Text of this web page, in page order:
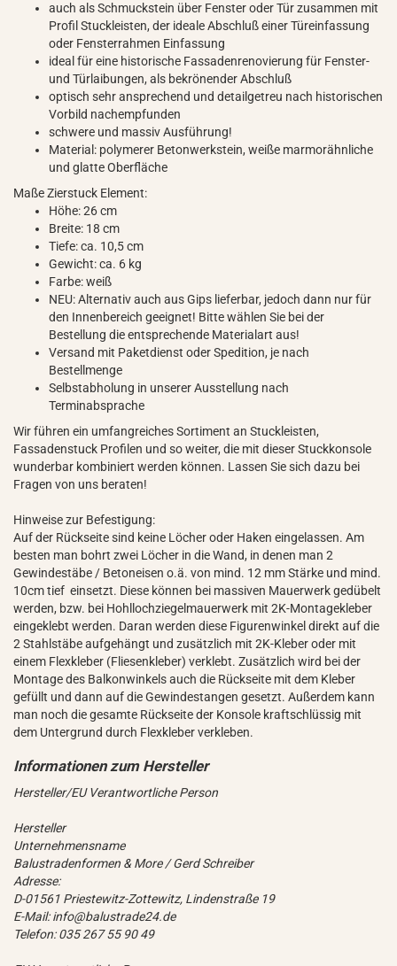
auch als Schmuckstein über Fenster oder Tür zusammen mit
Profil Stuckleisten, der ideale Abschluß einer Türeinfassung
oder Fensterrahmen Einfassung
ideal für eine historische Fassadenrenovierung für Fenster-
und Türlaibungen, als bekrönender Abschluß
optisch sehr ansprechend und detailgetreu nach historischen
Vorbild nachempfunden
schwere und massiv Ausführung!
Material: polymerer Betonwerkstein, weiße marmorähnliche
und glatte Oberfläche
Maße Zierstuck Element:
Höhe: 26 cm
Breite: 18 cm
Tiefe: ca. 10,5 cm
Gewicht: ca. 6 kg
Farbe: weiß
NEU: Alternativ auch aus Gips lieferbar, jedoch dann nur für
den Innenbereich geeignet! Bitte wählen Sie bei der
Bestellung die entsprechende Materialart aus!
Versand mit Paketdienst oder Spedition, je nach
Bestellmenge
Selbstabholung in unserer Ausstellung nach
Terminabsprache
Wir führen ein umfangreiches Sortiment an Stuckleisten,
Fassadenstuck Profilen und so weiter, die mit dieser Stuckkonsole
wunderbar kombiniert werden können. Lassen Sie sich dazu bei
Fragen von uns beraten!
Hinweise zur Befestigung:
Auf der Rückseite sind keine Löcher oder Haken eingelassen. Am
besten man bohrt zwei Löcher in die Wand, in denen man 2
Gewindestäbe / Betoneisen o.ä. von mind. 12 mm Stärke und mind.
10cm tief einsetzt. Diese können bei massiven Mauerwerk gedübelt
werden, bzw. bei Hohllochziegelmauerwerk mit 2K-Montagekleber
eingeklebt werden. Daran werden diese Figurenwinkel direkt auf die
2 Stahlstäbe aufgehängt und zusätzlich mit 2K-Kleber oder mit
einem Flexkleber (Fliesenkleber) verklebt. Zusätzlich wird bei der
Montage des Balkonwinkels auch die Rückseite mit dem Kleber
gefüllt und dann auf die Gewindestangen gesetzt. Außerdem kann
man noch die gesamte Rückseite der Konsole kraftschlüssig mit
dem Untergrund durch Flexkleber verkleben.
Hersteller/EU Verantwortliche Person
Hersteller
Unternehmensname
Balustradenformen & More / Gerd Schreiber
Adresse:
D-01561 Priestewitz-Zottewitz, Lindenstraße 19
E-Mail: info@balustrade24.de
Telefon: 035 267 55 90 49